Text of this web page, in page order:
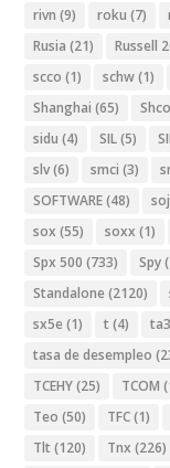
rivn (9) roku (7)
Rusia (21) Russell
scco (1) schw(1)
Shanghai (65)
sidu (4) SIL(5)
slv(6) smci (3)
SOFTWARE(48)
sox (55) soxx (1)
Spx 500 (733) Spy
Standalone (2120)
sx5e (1) t (4)
tasa de desempleo
TCEHY(25) TCOM
Teo (50) TFC(1)
Tlt (120) Tnx (226)